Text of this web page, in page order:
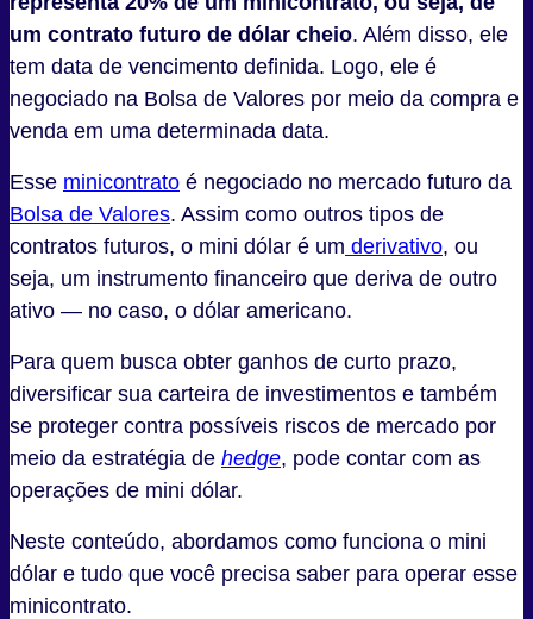
um contrato futuro de dólar cheio. Além disso, ele
tem data de vencimento definida. Logo, ele é
negociado na Bolsa de Valores por meio da compra e
venda em uma determinada data.
Esse minicontrato é negociado no mercado futuro da
Bolsa de Valores. Assim como outros tipos de
contratos futuros, o mini dólar é um derivativo, ou
seja, um instrumento financeiro que deriva de outro
ativo — no caso, o dólar americano.
Para quem busca obter ganhos de curto prazo,
diversificar sua carteira de investimentos e também
se proteger contra possíveis riscos de mercado por
meio da estratégia de hedge, pode contar com as
operações de mini dólar.
Neste conteúdo, abordamos como funciona o mini
dólar e tudo que você precisa saber para operar esse
minicontrato.